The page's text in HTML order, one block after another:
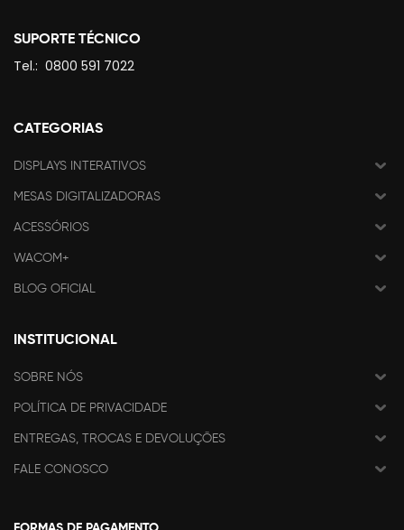
SUPORTE TÉCNICO
Tel.: 0800 591 7022
CATEGORIAS
DISPLAYS INTERATIVOS
MESAS DIGITALIZADORAS
ACESSÓRIOS
WACOM+
BLOG OFICIAL
INSTITUCIONAL
SOBRE NÓS
POLÍTICA DE PRIVACIDADE
ENTREGAS, TROCAS E DEVOLUÇÕES
FALE CONOSCO